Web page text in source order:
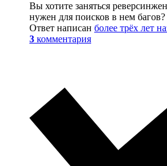
Вы хотите заняться
нужен для поисков в нем багов?
Ответ написан более трёх лет
3 комментария